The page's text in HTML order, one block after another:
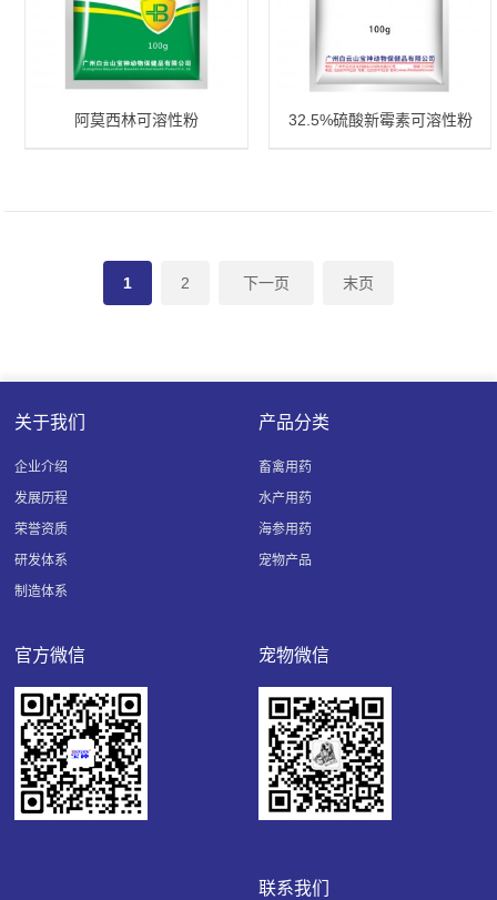
阿莫西林可溶性粉 32.5%硫酸新霉素可溶性粉
1 2 下一页 末页
关于我们
企业介绍
发展历程
荣誉资质
研发体系
制造体系
产品分类
畜禽用药
水产用药
海参用药
宠物产品
官方微信 宠物微信
联系我们